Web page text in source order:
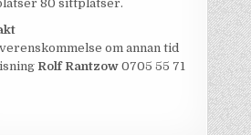
80 sittplatser.
om annan tid
Rolf Rantzow 0705 55 71